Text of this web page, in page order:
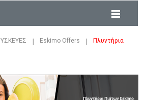
Eskimo Offers
Πλυντήρια